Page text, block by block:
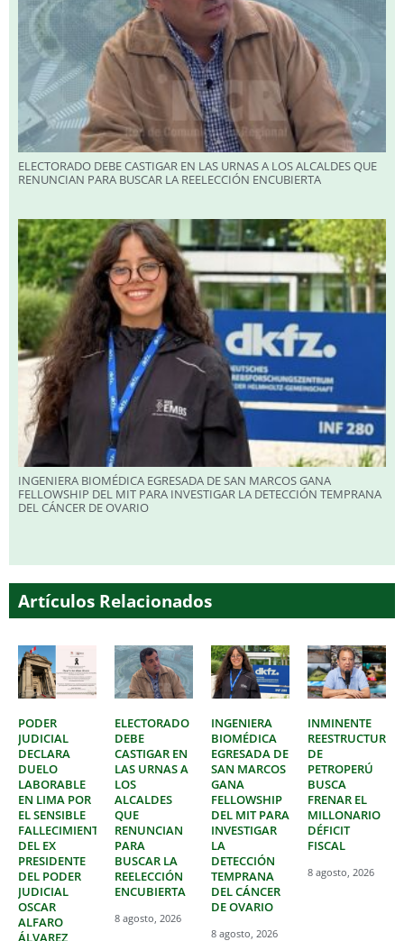
ELECTORADO DEBE CASTIGAR EN LAS URNAS A LOS ALCALDES QUE
RENUNCIAN PARA BUSCAR LA REELECCIÓN ENCUBIERTA
INGENIERA BIOMÉDICA EGRESADA DE SAN MARCOS GANA
FELLOWSHIP DEL MIT PARA INVESTIGAR LA DETECCIÓN TEMPRANA
DEL CÁNCER DE OVARIO
Artículos Relacionados
PODER
JUDICIAL
DECLARA
DUELO
LABORABLE
EN LIMA POR
EL SENSIBLE
FALLECIMIENTO
DEL EX
PRESIDENTE
DEL PODER
JUDICIAL
OSCAR
ALFARO
ÁLVAREZ
ELECTORADO
DEBE
CASTIGAR EN
LAS URNAS A
LOS
ALCALDES
QUE
RENUNCIAN
PARA
BUSCAR LA
REELECCIÓN
ENCUBIERTA
8 agosto, 2026
INGENIERA
BIOMÉDICA
EGRESADA DE
SAN MARCOS
GANA
FELLOWSHIP
DEL MIT PARA
INVESTIGAR
LA
DETECCIÓN
TEMPRANA
DEL CÁNCER
DE OVARIO
8 agosto, 2026
INMINENTE
DE
PETROPERÚ
BUSCA
FRENAR EL
MILLONARIO
DÉFICIT
FISCAL
8 agosto, 2026